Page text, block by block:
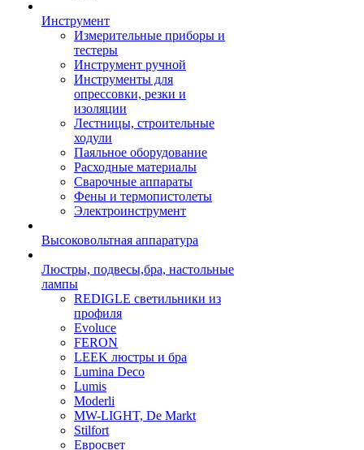
Инструмент
Измерительные приборы и
тестеры
Инструмент ручной
Инструменты для
опрессовки, резки и
изоляции
Лестницы, строительные
ходули
Паяльное оборудование
Расходные материалы
Сварочные аппараты
Фены и термопистолеты
Электроинструмент
Высоковольтная аппаратура
Люстры, подвесы,бра, настольные
лампы
REDIGLE светильники из
профиля
Evoluce
FERON
LEEK люстры и бра
Lumina Deco
Lumis
Moderli
MW-LIGHT, De Markt
Stilfort
Евросвет